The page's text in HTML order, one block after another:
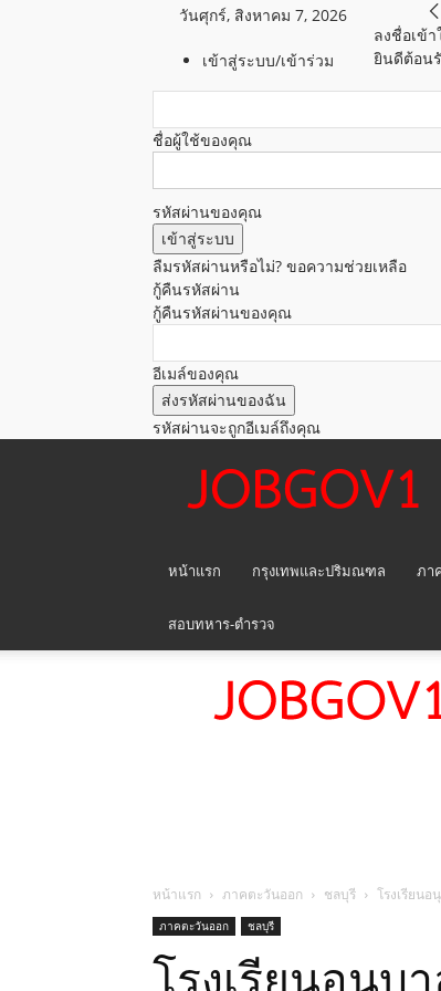
วันศุกร์, สิงหาคม 7, 2026
เข้าสู่ระบบ/เข้าร่วม
ลงชื่อเข้า
ยินดีต้อน
ชื่อผู้ใช้ของคุณ
รหัสผ่านของคุณ
ลืมรหัสผ่านหรือไม่? ขอความช่วยเหลือ
กู้คืนรหัสผ่าน
กู้คืนรหัสผ่านของคุณ
อีเมล์ของคุณ
รหัสผ่านจะถูกอีเมล์ถึงคุณ
หน้าแรก กรุงเทพและปริมณฑล ภา
สอบทหาร-ตำรวจ
หน้าแรก ภาคตะวันออก ชลบุรี โรงเรียน
ภาคตะวันออก ชลบุรี
โรงเรียนอนุบ